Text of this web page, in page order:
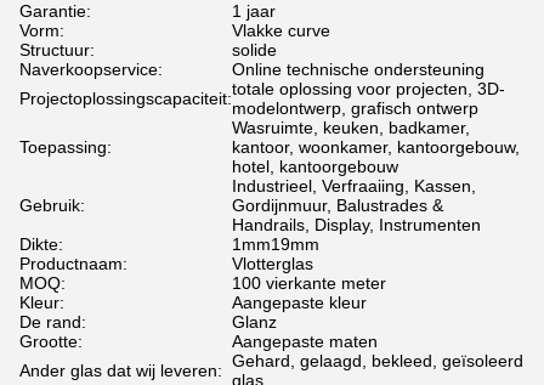
Garantie:
1 jaar
Vorm:
Vlakke curve
Structuur:
solide
Naverkoopservice:
Online technische ondersteuning
Projectoplossingscapaciteit:totale oplossing voor projecten, 3D-
modelontwerp, grafisch ontwerp
Toepassing:
Wasruimte, keuken, badkamer,
kantoor, woonkamer, kantoorgebouw,
hotel, kantoorgebouw
Gebruik:
Industrieel, Verfraaiing, Kassen,
Gordijnmuur, Balustrades &
Handrails, Display, Instrumenten
Dikte:
1mm19mm
Productnaam:
Vlotterglas
MOQ:
100 vierkante meter
Kleur:
Aangepaste kleur
De rand:
Glanz
Grootte:
Aangepaste maten
Ander glas dat wij leveren: Gehard, gelaagd, bekleed, geïsoleerd
glas